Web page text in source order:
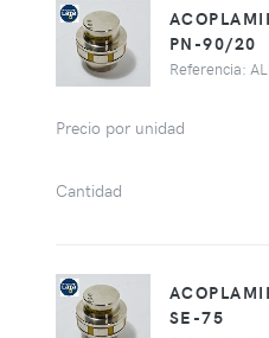
PN-90/20
Referencia:
Precio por unidad
Cantidad
SE-75